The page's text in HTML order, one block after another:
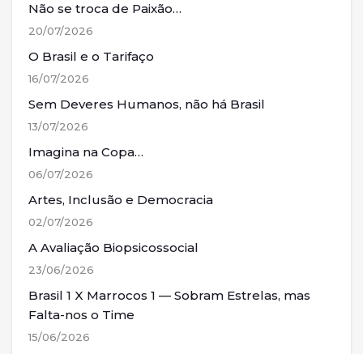
Não se troca de Paixão…
20/07/2026
O Brasil e o Tarifaço
16/07/2026
Sem Deveres Humanos, não há Brasil
13/07/2026
Imagina na Copa…
06/07/2026
Artes, Inclusão e Democracia
02/07/2026
A Avaliação Biopsicossocial
23/06/2026
Brasil 1 X Marrocos 1 — Sobram Estrelas, mas
Falta-nos o Time
15/06/2026